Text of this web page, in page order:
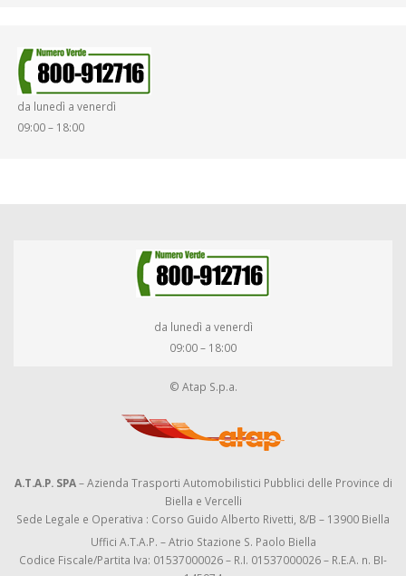
da lunedì a venerdì
09:00 – 18:00
da lunedì a venerdì
09:00 – 18:00
© Atap S.p.a.
A.T.A.P. SPA– Azienda Trasporti Automobilistici Pubblici delle Province di
Biella e Vercelli
Sede Legale e Operativa : Corso Guido Alberto Rivetti, 8/B – 13900 Biella
Uffici A.T.A.P. – Atrio Stazione S. Paolo Biella
Codice Fiscale/Partita Iva: 01537000026 – R.I. 01537000026 – R.E.A. n. BI-